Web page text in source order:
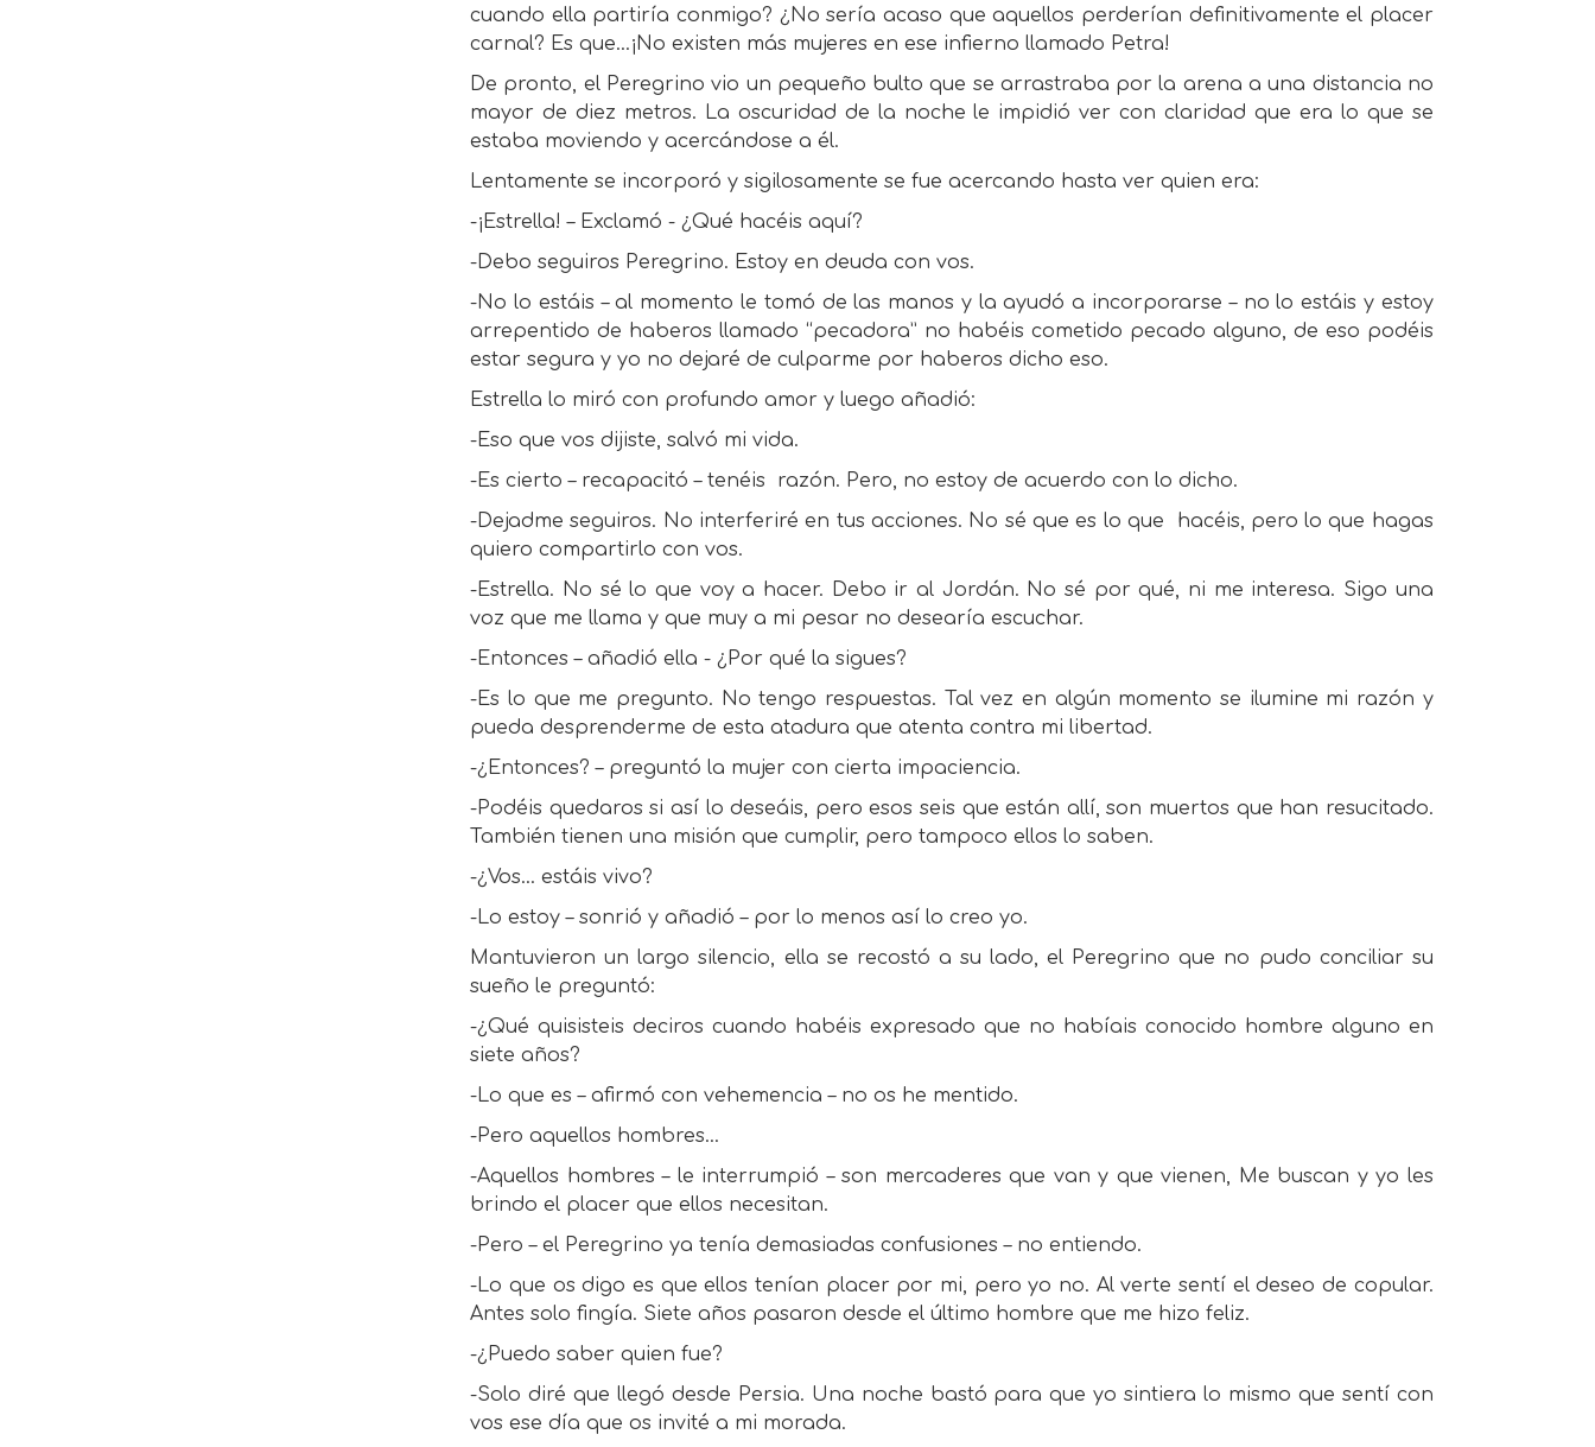
cuando ella partiría conmigo? ¿No sería acaso que aquellos perderían definitivamente el placer
carnal? Es que…¡No existen más mujeres en ese infierno llamado Petra!
De pronto, el Peregrino vio un pequeño bulto que se arrastraba por la arena a una distancia no
mayor de diez metros. La oscuridad de la noche le impidió ver con claridad que era lo que se
estaba moviendo y acercándose a él.
Lentamente se incorporó y sigilosamente se fue acercando hasta ver quien era:
-¡Estrella! – Exclamó - ¿Qué hacéis aquí?
-Debo seguiros Peregrino. Estoy en deuda con vos.
-No lo estáis – al momento le tomó de las manos y la ayudó a incorporarse – no lo estáis y estoy
arrepentido de haberos llamado “pecadora” no habéis cometido pecado alguno, de eso podéis
estar segura y yo no dejaré de culparme por haberos dicho eso.
Estrella lo miró con profundo amor y luego añadió:
-Eso que vos dijiste, salvó mi vida.
-Es cierto – recapacitó – tenéis
razón. Pero, no estoy de acuerdo con lo dicho.
-Dejadme seguiros. No interferiré en tus acciones. No sé que es lo que
hacéis, pero lo que hagas
quiero compartirlo con vos.
-Estrella. No sé lo que voy a hacer. Debo ir al Jordán. No sé por qué, ni me interesa. Sigo una
voz que me llama y que muy a mi pesar no desearía escuchar.
-Entonces – añadió ella - ¿Por qué la sigues?
-Es lo que me pregunto. No tengo respuestas. Tal vez en algún momento se ilumine mi razón y
pueda desprenderme de esta atadura que atenta contra mi libertad.
-¿Entonces? – preguntó la mujer con cierta impaciencia.
-Podéis quedaros si así lo deseáis, pero esos seis que están allí, son muertos que han resucitado.
También tienen una misión que cumplir, pero tampoco ellos lo saben.
-¿Vos… estáis vivo?
-Lo estoy – sonrió y añadió – por lo menos así lo creo yo.
Mantuvieron un largo silencio, ella se recostó a su lado, el Peregrino que no pudo conciliar su
sueño le preguntó:
-¿Qué quisisteis deciros cuando habéis expresado que no habíais conocido hombre alguno en
siete años?
-Lo que es – afirmó con vehemencia – no os he mentido.
-Pero aquellos hombres…
-Aquellos hombres – le interrumpió – son mercaderes que van y que vienen, Me buscan y yo les
brindo el placer que ellos necesitan.
-Pero – el Peregrino ya tenía demasiadas confusiones – no entiendo.
-Lo que os digo es que ellos tenían placer por mi, pero yo no. Al verte sentí el deseo de copular.
Antes solo fingía. Siete años pasaron desde el último hombre que me hizo feliz.
-¿Puedo saber quien fue?
-Solo diré que llegó desde Persia. Una noche bastó para que yo sintiera lo mismo que sentí con
vos ese día que os invité a mi morada.